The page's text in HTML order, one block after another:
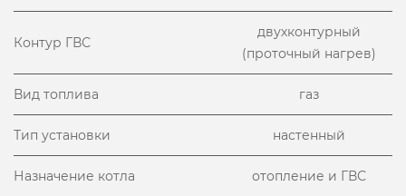
Контур ГВС
двухконтурный
(проточный нагрев)
Вид топлива газ
Тип установки настенный
Назначение котла отопление и ГВС